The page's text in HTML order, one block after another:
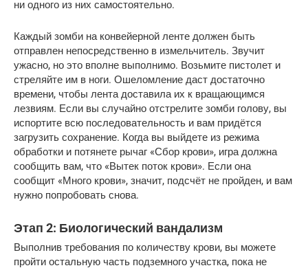
ни одного из них самостоятельно.
Каждый зомби на конвейерной ленте должен быть
отправлен непосредственно в измельчитель. Звучит
ужасно, но это вполне выполнимо. Возьмите пистолет и
стреляйте им в ноги. Ошеломление даст достаточно
времени, чтобы лента доставила их к вращающимся
лезвиям. Если вы случайно отстрелите зомби голову, вы
испортите всю последовательность и вам придётся
загрузить сохранение. Когда вы выйдете из режима
обработки и потянете рычаг «Сбор крови», игра должна
сообщить вам, что «Вытек поток крови». Если она
сообщит «Много крови», значит, подсчёт не пройден, и вам
нужно попробовать снова.
Этап 2: Биологический вандализм
Выполнив требования по количеству крови, вы можете
пройти остальную часть подземного участка, пока не